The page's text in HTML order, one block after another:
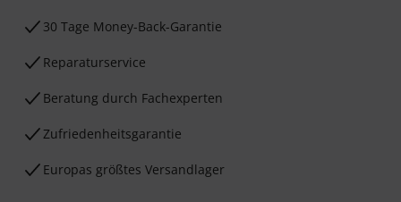
30 Tage Money-Back-Garantie
Reparaturservice
Beratung durch Fachexperten
Zufriedenheitsgarantie
Europas größtes Versandlager